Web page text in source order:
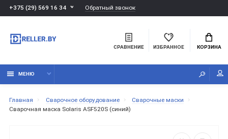
+375 (29) 569 16 34 Обратный звонок
СРАВНЕНИЕ ИЗБРАННОЕ КОРЗИНА
МЕНЮ
Главная Сварочное оборудование
Сварочные маски
Сварочная маска Solaris ASF520S (синий)